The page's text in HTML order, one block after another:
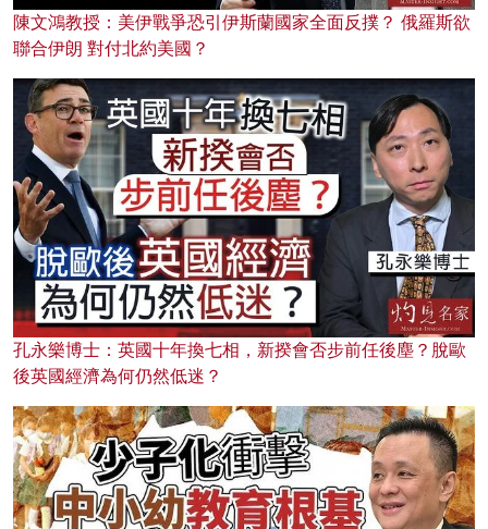
陳文鴻教授：美伊戰爭恐引伊斯蘭國家全面反撲？ 俄羅斯欲
聯合伊朗 對付北約美國？
孔永樂博士：英國十年換七相，新揆會否步前任後塵？脫歐
後英國經濟為何仍然低迷？